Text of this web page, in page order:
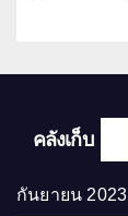
คลังเก็บ
กันยายน 2023